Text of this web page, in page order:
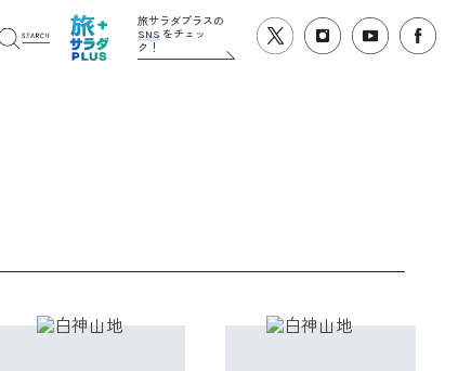
旅サラダプラスの
SNSをチェッ
ク！